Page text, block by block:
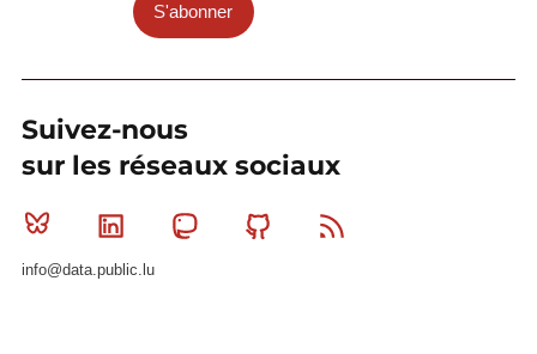
S'abonner
Suivez-nous
sur les réseaux sociaux
Bluesky Linkedin MastodonGithub
info@data.public.lu